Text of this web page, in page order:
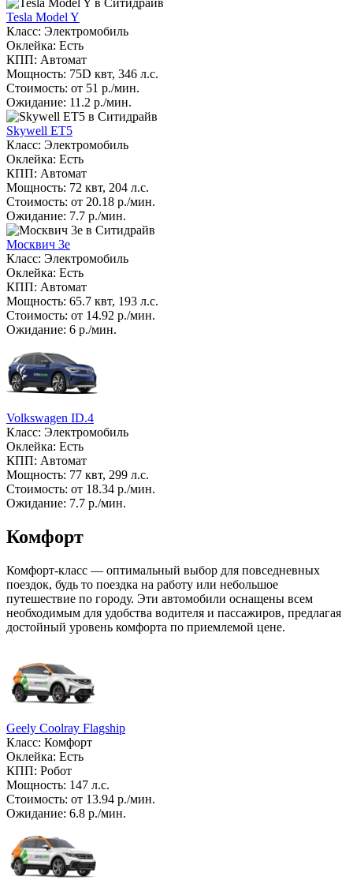
Tesla Model Y
Класс: Электромобиль
Оклейка: Есть
КПП: Автомат
Мощность: 75D квт, 346 л.с.
Стоимость: от 51 р./мин.
Ожидание: 11.2 р./мин.
Skywell ET5
Класс: Электромобиль
Оклейка: Есть
КПП: Автомат
Мощность: 72 квт, 204 л.с.
Стоимость: от 20.18 р./мин.
Ожидание: 7.7 р./мин.
Москвич 3е
Класс: Электромобиль
Оклейка: Есть
КПП: Автомат
Мощность: 65.7 квт, 193 л.с.
Стоимость: от 14.92 р./мин.
Ожидание: 6 р./мин.
Volkswagen ID.4
Класс: Электромобиль
Оклейка: Есть
КПП: Автомат
Мощность: 77 квт, 299 л.с.
Стоимость: от 18.34 р./мин.
Ожидание: 7.7 р./мин.
Комфорт
Комфорт-класс — оптимальный выбор для повседневных
поездок, будь то поездка на работу или небольшое
путешествие по городу. Эти автомобили оснащены всем
необходимым для удобства водителя и пассажиров, предлагая
достойный уровень комфорта по приемлемой цене.
Geely Coolray Flagship
Класс: Комфорт
Оклейка: Есть
КПП: Робот
Мощность: 147 л.с.
Стоимость: от 13.94 р./мин.
Ожидание: 6.8 р./мин.